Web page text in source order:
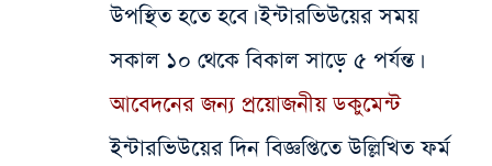
উপস্থিত হতে হবে। ইন্টারভিউয়ের সময়
সকাল ১০ থেকে বিকাল সাড়ে ৫ পর্যন্ত।
আবেদনের জন্য প্রয়োজনীয় ডকুমেন্ট
ইন্টারভিউয়ের দিন বিজ্ঞপ্তিতে উল্লিখিত ফর্ম